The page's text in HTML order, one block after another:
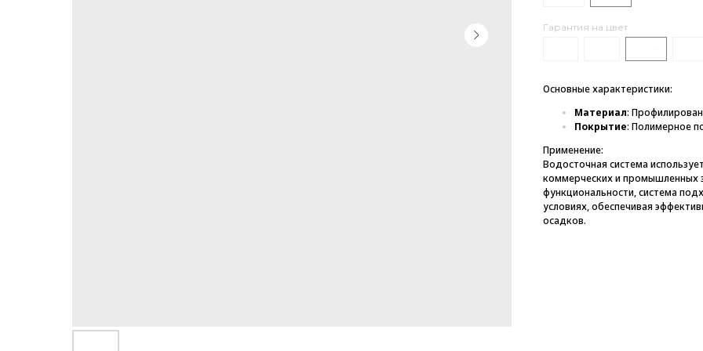
Гарантия на цвет
Основные характеристики:
Материал:
Покрытие: Полимерное
Применение:
Водосточная система
коммерческих и промышленных
функциональности, система
условиях, обеспечивая
осадков.